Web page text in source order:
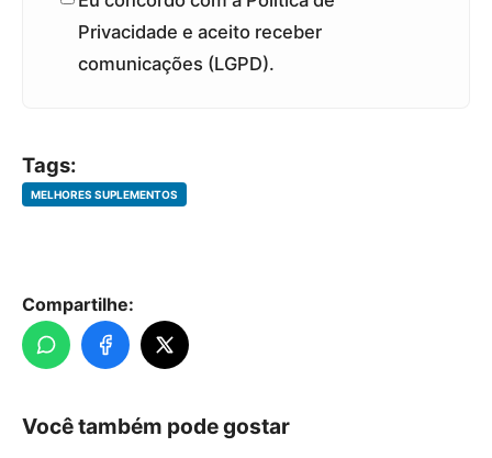
Privacidade e aceito receber
comunicações (LGPD).
Tags:
MELHORES SUPLEMENTOS
Compartilhe:
Você também pode gostar